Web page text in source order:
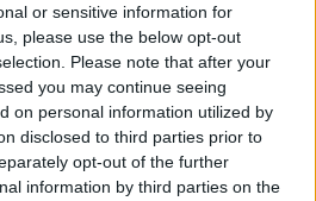
or sensitive information for
please use the below opt-out
Please note that after your
you may continue seeing
on personal information utilized by
disclosed to third parties prior to
opt-out of the further
information by third parties on the